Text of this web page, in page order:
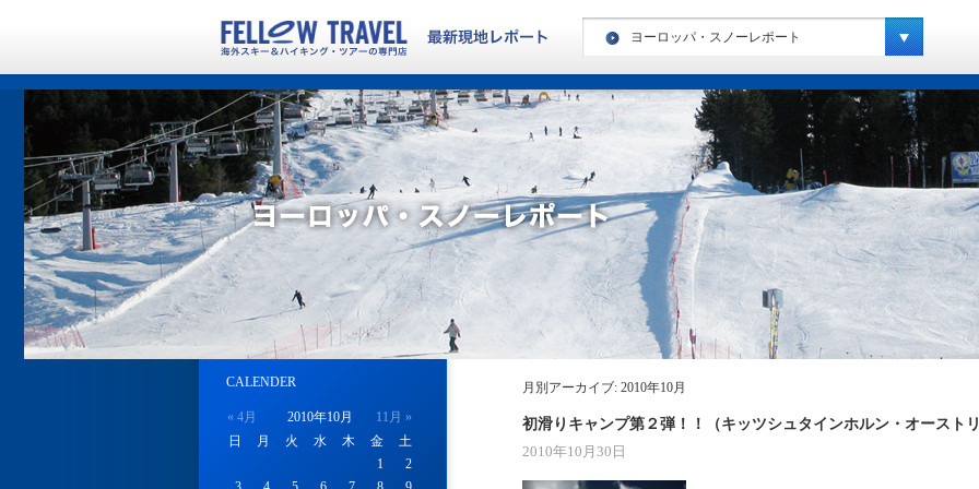
ヨーロッパ・スノーレポート
ヨーロッパ・ハイキングレポート
カナダ・ハイキングレポート
ヨーロッパ・スノーレポート
カナダ・スノーレポート
アメリカ・スノーレポート
スペシャルキャンプ・スノーレポート
ニュージーランド・スノーレポート
南米・スノーレポート
キッズキャンプ・レポート
月別アーカイブ: 2010年10月
初滑りキャンプ第２弾！！（キッツシュタインホルン・オースト
2010年10月30日
CALENDER
2010年10月
日
月 火 水 木 金 土
« 4月 11月 »
1
2